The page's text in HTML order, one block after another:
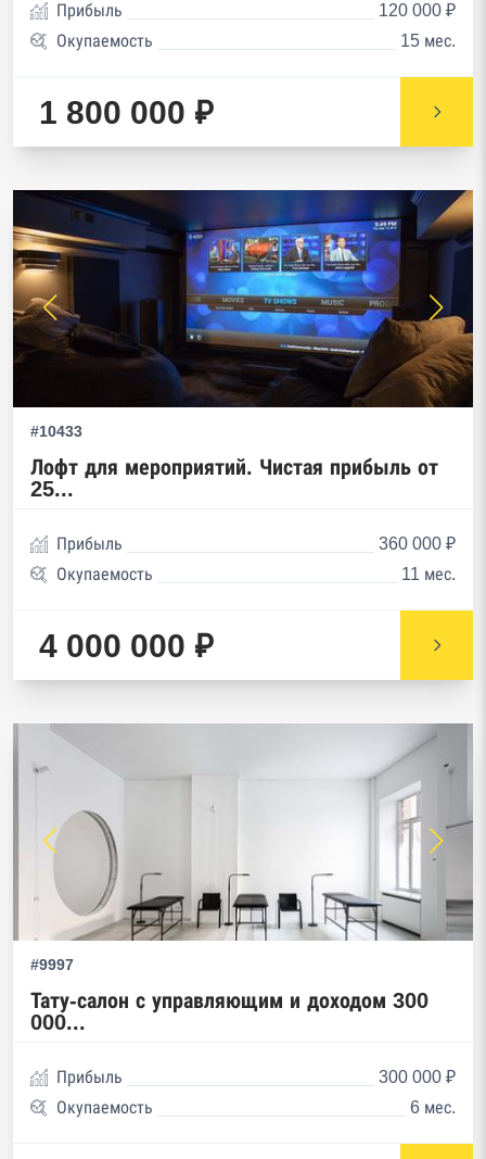
Прибыль
120 000 ₽
Окупаемость
15 мес.
1 800 000 ₽
#10433
Лофт для мероприятий. Чистая прибыль от
25...
Прибыль
360 000 ₽
Окупаемость
11 мес.
4 000 000 ₽
#9997
Тату-салон с управляющим и доходом 300
000...
Прибыль
300 000 ₽
Окупаемость
6 мес.